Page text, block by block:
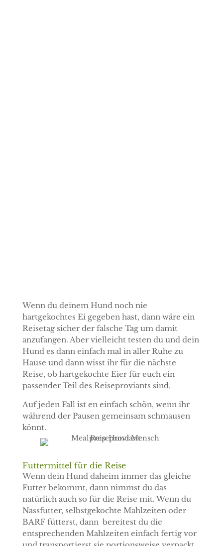
Wenn du deinem Hund noch nie
hartgekochtes Ei gegeben hast, dann wäre ein
Reisetag sicher der falsche Tag um damit
anzufangen. Aber vielleicht testen du und dein
Hund es dann einfach mal in aller Ruhe zu
Hause und dann wisst ihr für die nächste
Reise, ob hartgekochte Eier für euch ein
passender Teil des Reiseproviants sind.
Auf jeden Fall ist en einfach schön, wenn ihr
während der Pausen gemeinsam schmausen
könnt.
Futtermittel für die Reise
Wenn dein Hund daheim immer das gleiche
Futter bekommt, dann nimmst du das
natürlich auch so für die Reise mit. Wenn du
Nassfutter, selbstgekochte Mahlzeiten oder
BARF fütterst, dann bereitest du die
entsprechenden Mahlzeiten einfach fertig vor